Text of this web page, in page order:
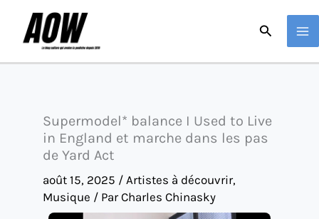
Supermodel* balance I Used to Live
in England et marche dans les pas
de Yard Act
août 15, 2025 / Artistes à découvrir,
Musique / ParCharles Chinasky